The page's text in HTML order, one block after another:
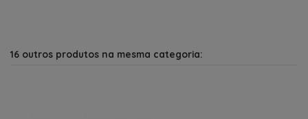
16 outros produtos na mesma categoria: